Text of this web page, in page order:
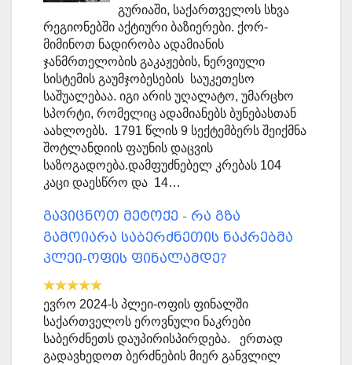
გურიაში, საქართველოს სხვა
რეგიონებში აქტიური ბაზიერები. ქორ-
მიმინოთ ნადირობა ადამიანის
ჯანმრთელობის გაკაჟების, ნერვიული
სისტემის გაუმჯობესების საუკეთესო
საშუალებაა. იგი არის უღალატო, უმარცხო
სპორტი, რომელიც ადამიანებს ბუნებასთან
აახლოებს. 1791 წლის 9 სექტემბერს შეიქმნა
შოტლანდიის ფაუნის დაცვის
საზოგადოება.დამფუძნებელ კრებას 104
კაცი დაესწრო და 14…
გავიცნოთ მეტოქე - რა გზა
გამოიარა საბერძნეთის ნაკრებმა
პლეი-ოფის ფინალამდე?
ევრო 2024-ს პლეი-ოფის ფინალში
საქართველოს ეროვნული ნაკრები
საბერძნეთს დაუპირისპირდება. ერთად
გადავხედოთ ბერძნების მიერ განვლილ